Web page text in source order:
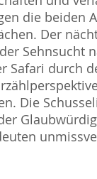
die beiden
Der
Sehnsucht
Safari durch
Die